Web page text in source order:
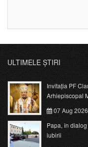
ULTIMELE ȘTIRI
Invitația PF
Arhiepiscopal
07 Aug 2026
Papa, în
iubirii